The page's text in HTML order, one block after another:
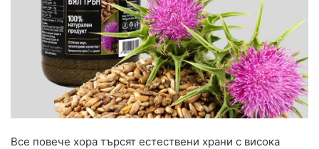
Все повече хора търсят естествени храни с висока